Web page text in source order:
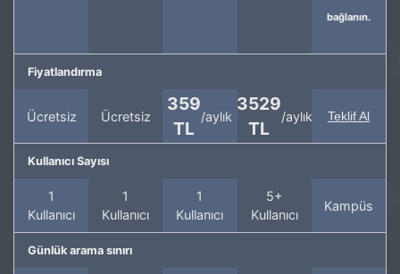
bağlanın.
Fiyatlandırma
Ücretsiz Ücretsiz
359
TL
/aylık
3529
TL
/aylık Teklif Al
Kullanıcı Sayısı
1
Kullanıcı
1
Kullanıcı
1
Kullanıcı
5+
Kullanıcı
Kampüs
Günlük arama sınırı